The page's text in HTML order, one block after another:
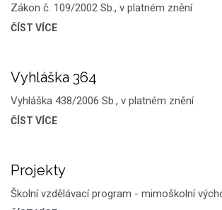
Zákon č. 109/2002 Sb., v platném znění
ČÍST VÍCE
Vyhláška 364
Vyhláška 438/2006 Sb., v platném znění
ČÍST VÍCE
Projekty
Školní vzdělávací program - mimoškolní